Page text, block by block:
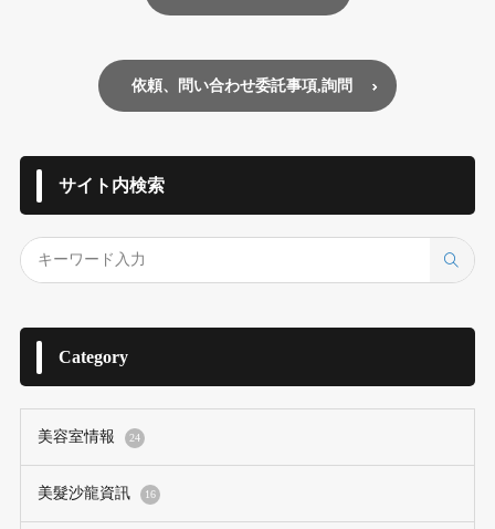
依頼、問い合わせ委託事項,詢問
サイト内検索
Category
美容室情報 24
美髮沙龍資訊 16